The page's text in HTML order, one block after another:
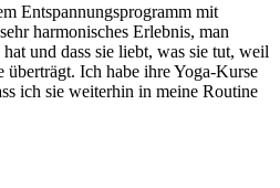
Entspannungsprogramm mit
harmonisches Erlebnis, man
und dass sie liebt, was sie tut, weil
überträgt. Ich habe ihre Yoga-Kurse
ich sie weiterhin in meine Routine